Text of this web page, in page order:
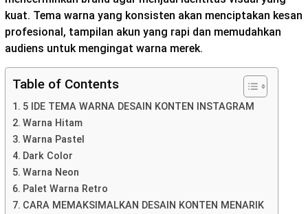
kuat. Tema warna yang konsisten akan menciptakan kesan
profesional, tampilan akun yang rapi dan memudahkan
audiens untuk mengingat warna merek.
Table of Contents
5 IDE TEMA WARNA DESAIN KONTEN INSTAGRAM
Warna Hitam
Warna Pastel
Dark Color
Warna Neon
Palet Warna Retro
CARA MEMAKSIMALKAN DESAIN KONTEN MENARIK